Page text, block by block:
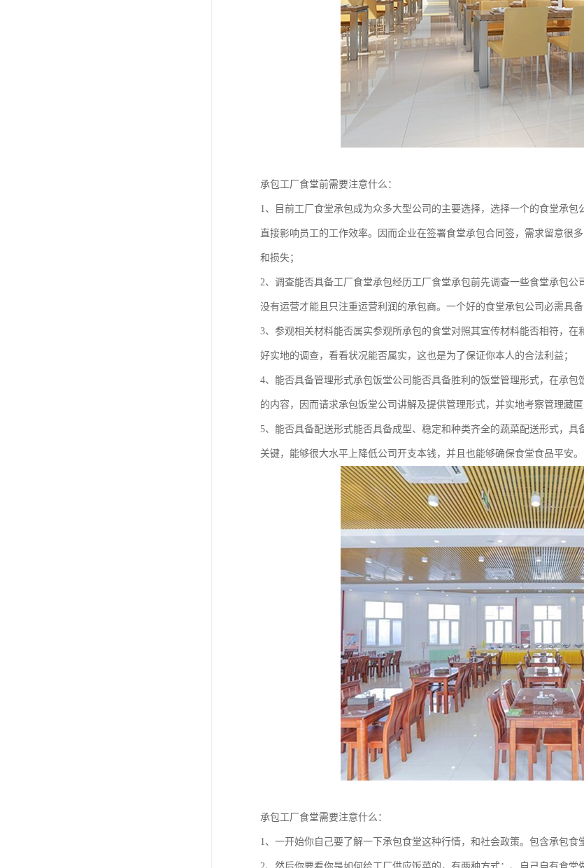
承包工厂食堂前需要注意什么：
1、目前工厂食堂承包成为众多大型公司的主要选择，选择一个的食堂承
直接影响员工的工作效率。因而企业在签署食堂承包合同签，需求留意很
和损失；
2、调查能否具备工厂食堂承包经历工厂食堂承包前先调查一些食堂承包
没有运营才能且只注重运营利润的承包商。一个好的食堂承包公司必需具
3、参观相关材料能否属实参观所承包的食堂对照其宣传材料能否相符，
好实地的调查，看看状况能否属实，这也是为了保证你本人的合法利益；
4、能否具备管理形式承包饭堂公司能否具备胜利的饭堂管理形式，在承
的内容，因而请求承包饭堂公司讲解及提供管理形式，并实地考察管理藏匿
5、能否具备配送形式能否具备成型、稳定和种类齐全的蔬菜配送形式，
关键，能够很大水平上降低公司开支本钱，并且也能够确保食堂食品平安。
承包工厂食堂需要注意什么：
1、一开始你自己要了解一下承包食堂这种行情，和社会政策。包含承包食